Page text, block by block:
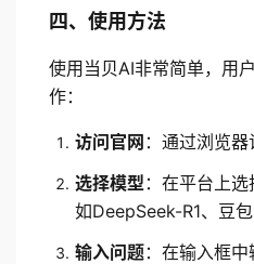
四、使用方法
使用当贝AI非常简单，用
作：
访问官网 ：通过浏览器
选择模型 ：在平台上选
如DeepSeek-R1、豆包
输入问题：在输入框